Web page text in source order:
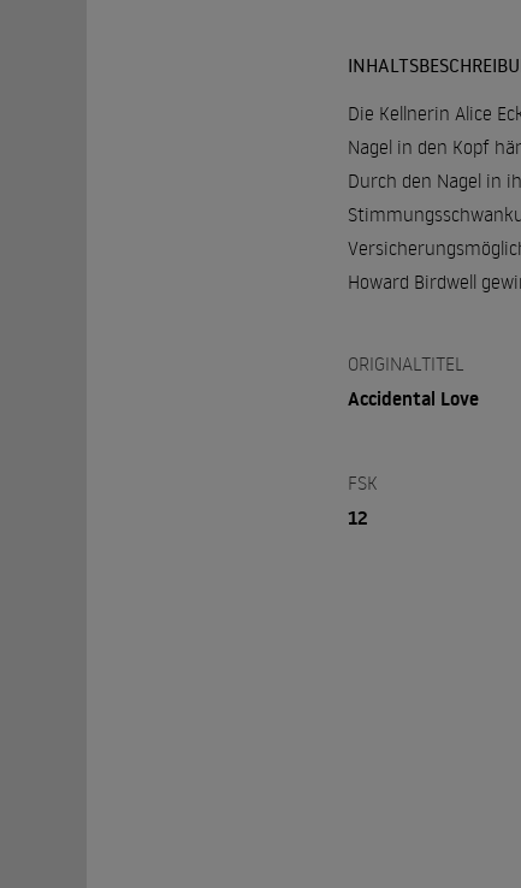
Die Kellnerin Alice
Nagel in den Kopf
Durch den Nagel in
Howard Birdwell
ORIGINALTITEL
Accidental Love
FSK
12